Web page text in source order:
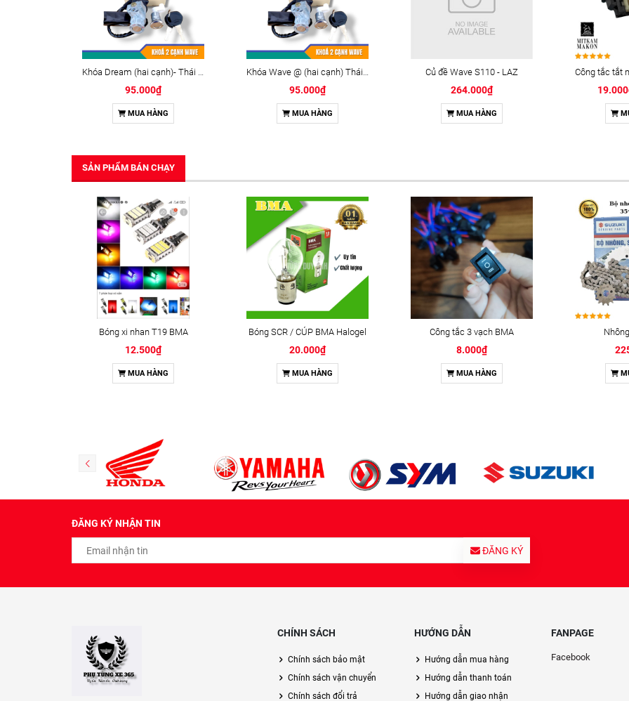
Khóa Dream (hai cạnh)- Thái Lan
95.000₫
MUA HÀNG
Khóa Wave @ (hai cạnh) Thái Lan (alpha 110)
95.000₫
MUA HÀNG
Củ đề Wave S110 - LAZ
264.000₫
MUA HÀNG
SẢN PHẨM BÁN CHẠY
Bóng xi nhan T19 BMA
12.500₫
MUA HÀNG
Bóng SCR / CÚP BMA Halogel
20.000₫
MUA HÀNG
Công tắc 3 vạch BMA
8.000₫
MUA HÀNG
ĐĂNG KÝ NHẬN TIN
ĐĂNG KÝ
CHÍNH SÁCH
Chính sách bảo mật
Chính sách vận chuyển
Chính sách đổi trả
HƯỚNG DẪN
Hướng dẫn mua hàng
Hướng dẫn thanh toán
Hướng dẫn giao nhận
FANPAGE
Facebook